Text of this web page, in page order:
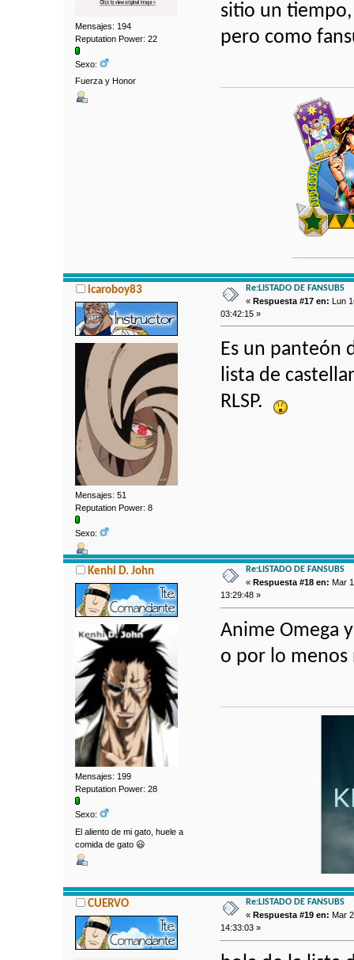
Mensajes: 194
Reputation Power: 22
Sexo:
Fuerza y Honor
sitio un tiempo,
pero como
icaroboy83
Mensajes: 51
Reputation Power: 8
Sexo:
Re:LISTADO DE FANSUBS
«Respuesta #17 en: Lun
03:42:15 »
Es un panteón
lista de
RLSP.
Kenhi D. John
Mensajes: 199
Reputation Power: 28
Sexo:
El aliento de mi gato, huele a
comida de gato 😃
Re:LISTADO DE FANSUBS
«Respuesta #18 en: Mar
13:29:48 »
Anime Omega
o por lo menos
CUERVO
Re:LISTADO DE FANSUBS
« Respuesta #19 en: Mar
14:33:03 »